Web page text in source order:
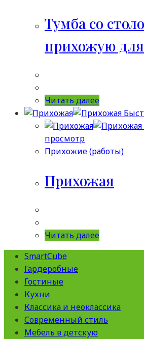
Тумба со
прихожую
Читать далее
просмотр
Прихожие (работы)
Прихожая
Читать далее
SmartCube
Гардеробные
Гостиные
Кухни
Классика и неоклассика
Современный стиль
Мебель в детскую